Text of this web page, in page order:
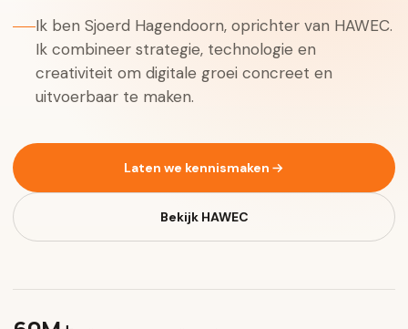
Ik ben Sjoerd Hagendoorn, oprichter van HAWEC.
Ik combineer strategie, technologie en
creativiteit om digitale groei concreet en
uitvoerbaar te maken.
Laten we kennismaken
Bekijk HAWEC